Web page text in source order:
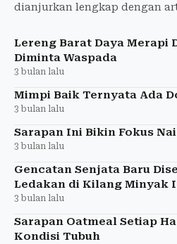
dianjurkan lengkap dengan
Lereng Barat Daya Merapi
Diminta Waspada
3 bulan lalu
Mimpi Baik Ternyata Ada
3 bulan lalu
Sarapan Ini Bikin Fokus
3 bulan lalu
Gencatan Senjata Baru
Ledakan di Kilang Minyak
3 bulan lalu
Sarapan Oatmeal Setiap
Kondisi Tubuh